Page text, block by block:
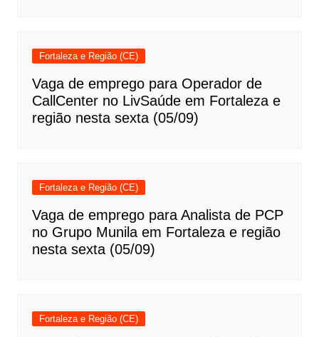
Fortaleza e Região (CE)
Vaga de emprego para Operador de
CallCenter no LivSaúde em Fortaleza e
região nesta sexta (05/09)
Fortaleza e Região (CE)
Vaga de emprego para Analista de PCP
no Grupo Munila em Fortaleza e região
nesta sexta (05/09)
Fortaleza e Região (CE)